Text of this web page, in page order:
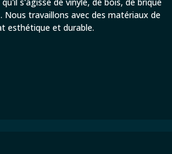
s'agisse de vinyle, de bois, de brique
Nous travaillons avec des matériaux de
esthétique et durable.